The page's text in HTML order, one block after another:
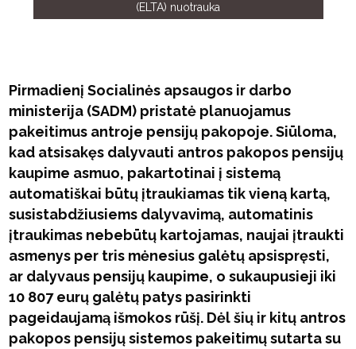
(ELTA) nuotrauka
Pirmadienį Socialinės apsaugos ir darbo
ministerija (SADM) pristatė planuojamus
pakeitimus antroje pensijų pakopoje. Siūloma,
kad atsisakęs dalyvauti antros pakopos pensijų
kaupime asmuo, pakartotinai į sistemą
automatiškai būtų įtraukiamas tik vieną kartą,
susistabdžiusiems dalyvavimą, automatinis
įtraukimas nebebūtų kartojamas, naujai įtraukti
asmenys per tris mėnesius galėtų apsispręsti,
ar dalyvaus pensijų kaupime, o sukaupusieji iki
10 807 eurų galėtų patys pasirinkti
pageidaujamą išmokos rūšį. Dėl šių ir kitų antros
pakopos pensijų sistemos pakeitimų sutarta su